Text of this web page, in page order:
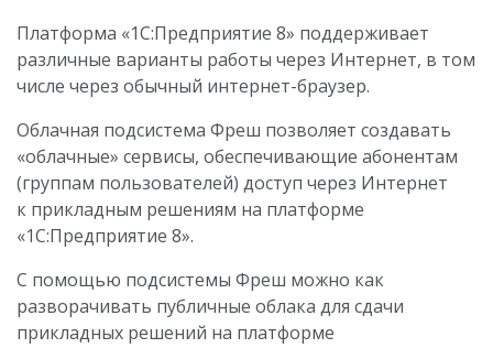
Платформа «1С:Предприятие 8» поддерживает
различные варианты работы через Интернет, в том
числе через обычный интернет-браузер.
Облачная подсистема Фреш позволяет создавать
«облачные» сервисы, обеспечивающие абонентам
(группам пользователей) доступ через Интернет
к прикладным решениям на платформе
«1С:Предприятие 8».
С помощью подсистемы Фреш можно как
разворачивать публичные облака для сдачи
прикладных решений на платформе